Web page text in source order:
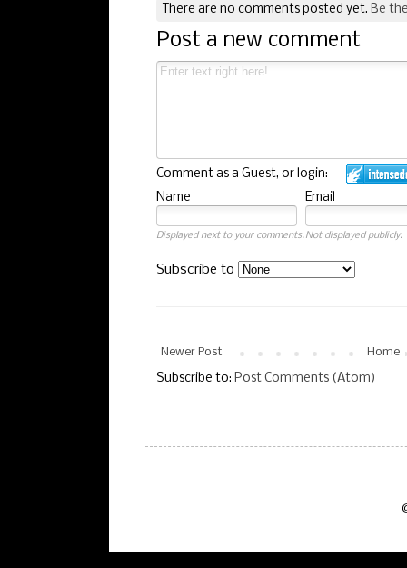
There are no comments posted yet.Be
Post a new comment
Comment as a Guest, or login:
Name
Email
Displayed next to your comments.Not displayed publicly.
Subscribe to
Newer Post Home
Subscribe to: Post Comments (Atom)